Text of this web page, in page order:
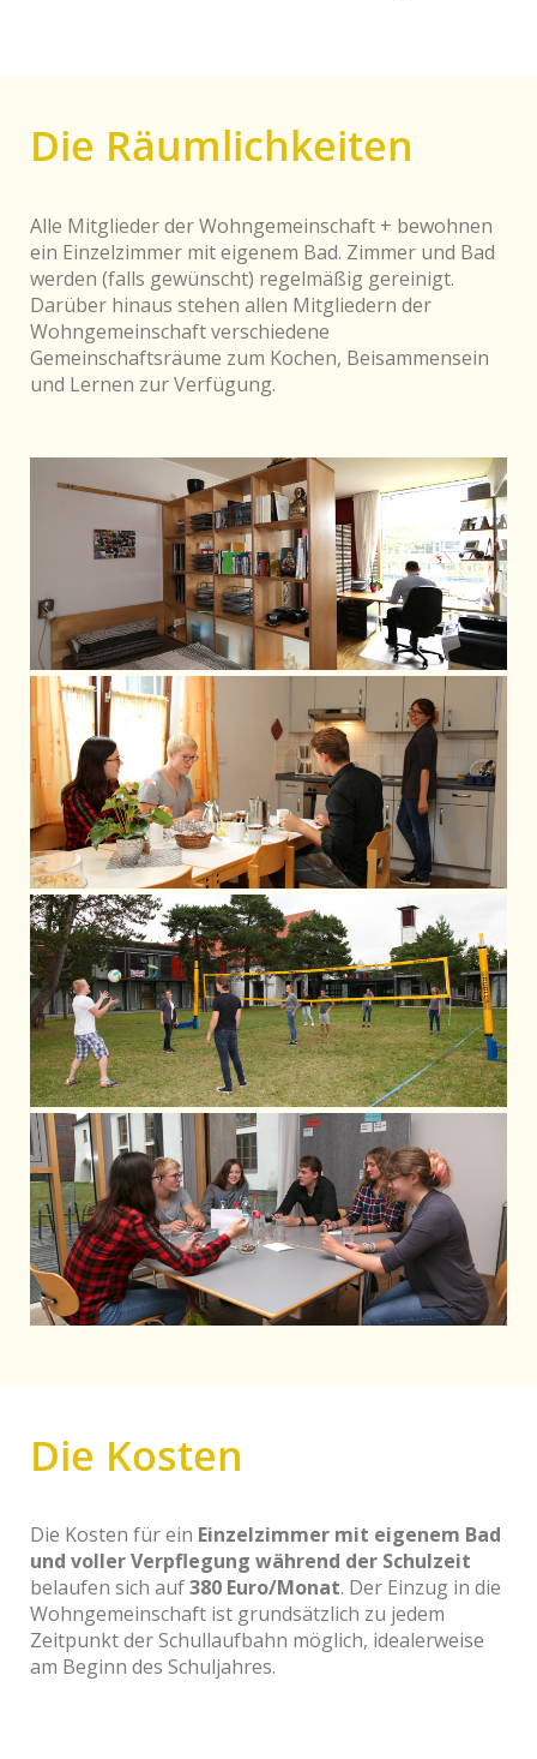
Die Räumlichkeiten
Alle Mitglieder der Wohngemeinschaft + bewohnen
ein Einzelzimmer mit eigenem Bad. Zimmer und Bad
werden (falls gewünscht) regelmäßig gereinigt.
Darüber hinaus stehen allen Mitgliedern der
Wohngemeinschaft verschiedene
Gemeinschaftsräume zum Kochen, Beisammensein
und Lernen zur Verfügung.
Die Kosten
Die Kosten für ein Einzelzimmer mit eigenem Bad
und voller Verpflegung während der Schulzeit
belaufen sich auf380 Euro/Monat. Der Einzug in die
Wohngemeinschaft ist grundsätzlich zu jedem
Zeitpunkt der Schullaufbahn möglich, idealerweise
am Beginn des Schuljahres.